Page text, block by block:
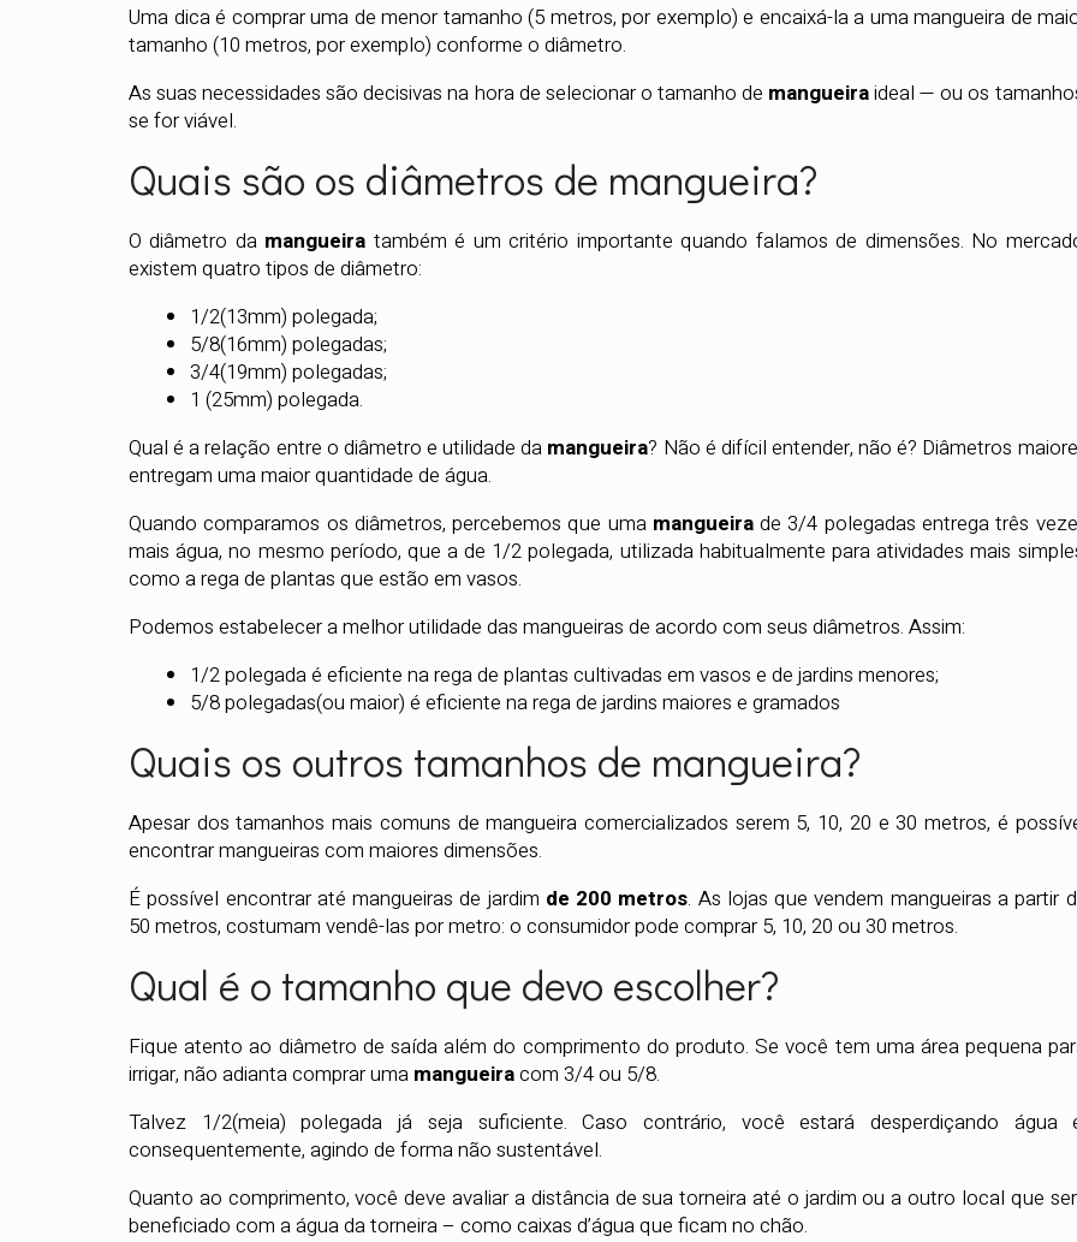
Uma dica é comprar uma de menor tamanho (5 metros, por exemplo) e encaixá-la a uma mangueira de
tamanho (10 metros, por exemplo) conforme o diâmetro.
As suas necessidades são decisivas na hora de selecionar o tamanho de mangueiraideal — ou os
se for viável.
Quais são os diâmetros de mangueira?
O diâmetro da mangueira também é um critério importante quando falamos de dimensões. No
existem quatro tipos de diâmetro:
1/2(13mm) polegada;
5/8(16mm) polegadas;
3/4(19mm) polegadas;
1 (25mm) polegada.
Qual é a relação entre o diâmetro e utilidade da mangueira? Não é difícil entender, não é? Diâmetros
entregam uma maior quantidade de água.
Quando comparamos os diâmetros, percebemos que uma mangueirade 3/4 polegadas entrega três
mais água, no mesmo período, que a de 1/2 polegada, utilizada habitualmente para atividades mais
como a rega de plantas que estão em vasos.
Podemos estabelecer a melhor utilidade das mangueiras de acordo com seus diâmetros. Assim:
1/2 polegada é eficiente na rega de plantas cultivadas em vasos e de jardins menores;
5/8 polegadas(ou maior) é eficiente na rega de jardins maiores e gramados
Quais os outros tamanhos de mangueira?
Apesar dos tamanhos mais comuns de mangueira comercializados serem 5, 10, 20 e 30 metros, é
encontrar mangueiras com maiores dimensões.
É possível encontrar até mangueiras de jardim de 200 metros. As lojas que vendem mangueiras a partir
50 metros, costumam vendê-las por metro: o consumidor pode comprar 5, 10, 20 ou 30 metros.
Qual é o tamanho que devo escolher?
Fique atento ao diâmetro de saída além do comprimento do produto. Se você tem uma área pequena
irrigar, não adianta comprar uma mangueiracom 3/4 ou 5/8.
Talvez 1/2(meia) polegada já seja suficiente. Caso contrário, você estará desperdiçando água
consequentemente, agindo de forma não sustentável.
Quanto ao comprimento, você deve avaliar a distância de sua torneira até o jardim ou a outro local que
beneficiado com a água da torneira – como caixas d’água que ficam no chão.